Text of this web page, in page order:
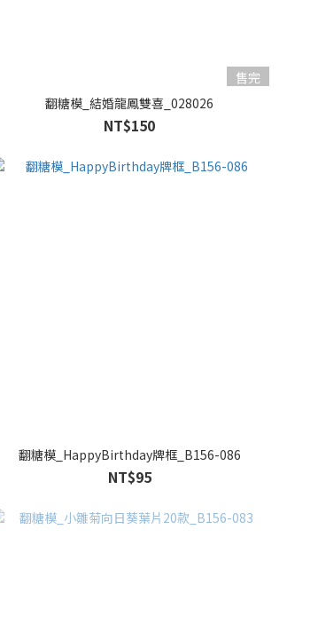
售完
翻糖模_結婚龍鳳雙喜_028026
NT$150
翻糖模_HappyBirthday牌框_B156-086
NT$95